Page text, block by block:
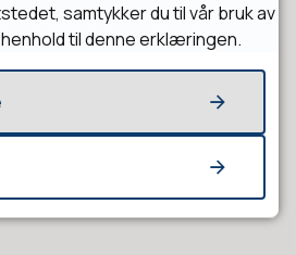
endre?
samtykker du til vår bruk av
til denne erklæringen.